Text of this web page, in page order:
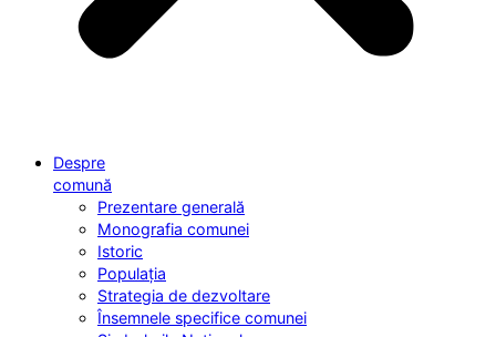
Despre
comună
Prezentare generală
Monografia comunei
Istoric
Populația
Strategia de dezvoltare
Însemnele specifice comunei